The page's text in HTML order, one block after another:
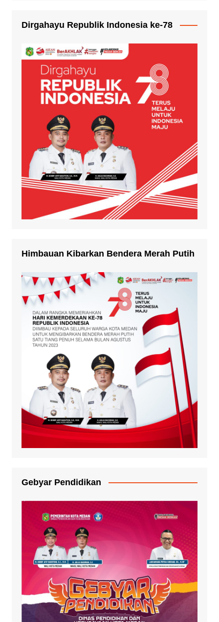
Dirgahayu Republik Indonesia ke-78
Himbauan Kibarkan Bendera Merah Putih
Gebyar Pendidikan